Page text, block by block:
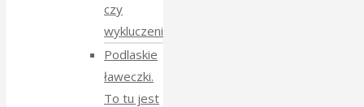
czy
wykluczenie?
Podlaskie
ławeczki.
To tu jest